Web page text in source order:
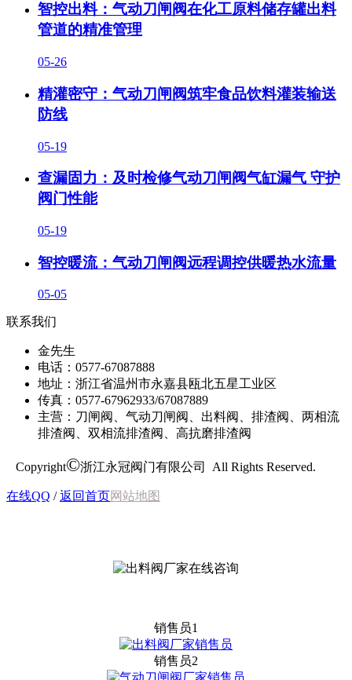
智控出料：气动刀闸阀在化工原料储存罐出料
管道的精准管理
05-26
精灌密守：气动刀闸阀筑牢食品饮料灌装输送
防线
05-19
查漏固力：及时检修气动刀闸阀气缸漏气 守护
阀门性能
05-19
智控暖流：气动刀闸阀远程调控供暖热水流量
05-05
联系我们
金先生
电话：0577-67087888
地址：浙江省温州市永嘉县瓯北五星工业区
传真：0577-67962933/67087889
主营：刀闸阀、气动刀闸阀、出料阀、排渣阀、两相流
排渣阀、双相流排渣阀、高抗磨排渣阀
Copyright©浙江永冠阀门有限公司 All Rights Reserved.
在线QQ /返回首页 网站地图
销售员1
销售员2